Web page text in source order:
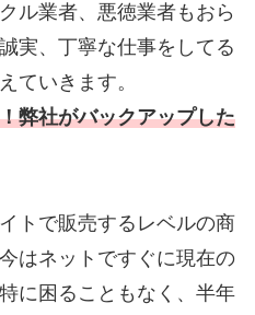
ル業者、悪徳業者もおら
実、丁寧な仕事をしてる
ていきます。
弊社がバックアップした
トで販売するレベルの商
はネットですぐに現在の
に困ることもなく、半年